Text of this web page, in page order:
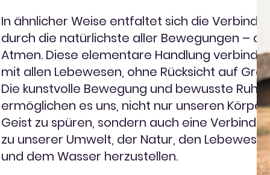
In ähnlicher Weise entfaltet sich die
durch die natürlichste aller Bewegungen –
Atmen. Diese elementare Handlung
mit allen Lebewesen, ohne Rücksicht auf
Die kunstvolle Bewegung und bewusste Ruhe
ermöglichen es uns, nicht nur unseren
Geist zu spüren, sondern auch eine
zu unserer Umwelt, der Natur, den
und dem Wasser herzustellen.